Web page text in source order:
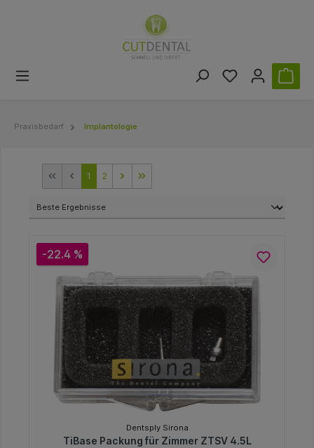
Praxisbedarf Implantologie
1 2
-22.4 %
Dentsply Sirona
TiBase Packung für Zimmer ZTSV 4.5L